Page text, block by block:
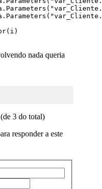
nada queria
3 do total)
responder a este